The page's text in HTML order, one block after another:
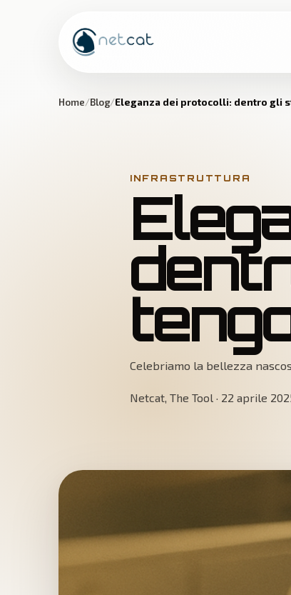
Home Blog Eleganza dei protocolli: dentro gli
INFRASTRUTTURA
Celebriamo la bellezza
Netcat, The Tool · 22 aprile